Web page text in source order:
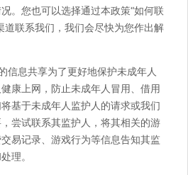
。您也可以选择通过本政策“如何联
道联系我们，我们会尽快为您作出解
信息共享为了更好地保护未成年人
康上网，防止未成年人冒用、借用
基于未成年人监护人的请求或我们
尝试联系其监护人，将其相关的游
易记录、游戏行为等信息告知其监
理。